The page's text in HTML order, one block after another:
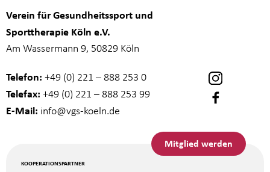
Verein für Gesundheitssport und
Sporttherapie Köln e.V.
Am Wassermann 9, 50829 Köln
Telefon: +49 (0) 221 – 888 253 0
Telefax: +49 (0) 221 – 888 253 99
E-Mail: info@vgs-koeln.de
Mitglied werden
KOOPERATIONSPARTNER